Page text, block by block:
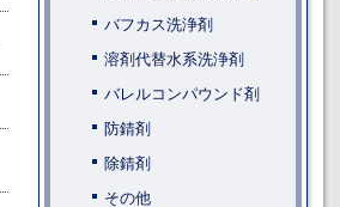
バフカス洗浄剤
溶剤代替水系洗浄剤
バレルコンパウンド剤
防錆剤
除錆剤
その他